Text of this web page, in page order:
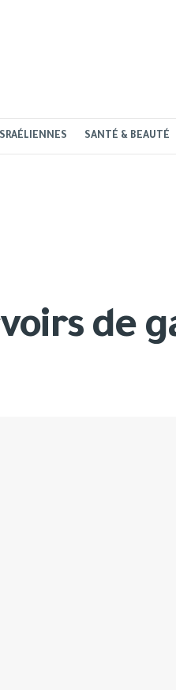
SANTÉ & BEAUTÉ
de